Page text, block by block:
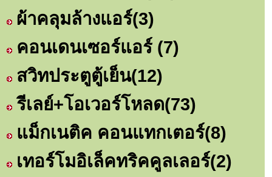
ผ้าคลุมล้างแอร์(3)
คอนเดนเซอร์แอร์ (7)
สวิทประตูตู้เย็น(12)
รีเลย์+โอเวอร์โหลด(73)
แม็กเนติค คอนแทกเตอร์(8)
เทอร์โมอิเล็คทริคคูลเลอร์(2)